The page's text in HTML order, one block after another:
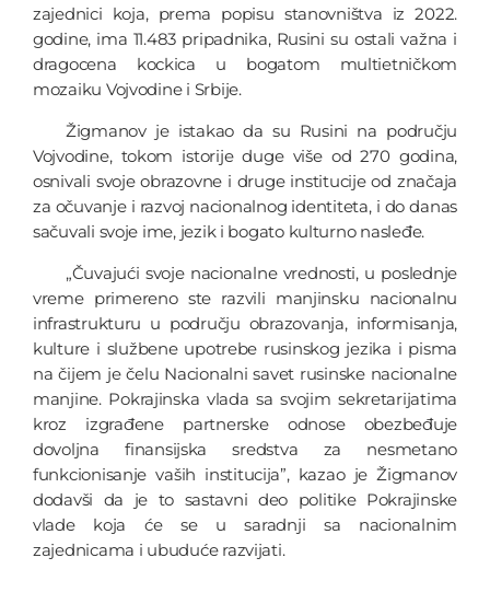
zajednici koja, prema popisu stanovništva iz 2022.
godine, ima 11.483 pripadnika, Rusini su ostali važna i
dragocena kockica u bogatom multietničkom
mozaiku Vojvodine i Srbije.
Žigmanov je istakao da su Rusini na području
Vojvodine, tokom istorije duge više od 270 godina,
osnivali svoje obrazovne i druge institucije od značaja
za očuvanje i razvoj nacionalnog identiteta, i do danas
sačuvali svoje ime, jezik i bogato kulturno nasleđe.
„Čuvajući svoje nacionalne vrednosti, u poslednje
vreme primereno ste razvili manjinsku nacionalnu
infrastrukturu u području obrazovanja, informisanja,
kulture i službene upotrebe rusinskog jezika i pisma
na čijem je čelu Nacionalni savet rusinske nacionalne
manjine. Pokrajinska vlada sa svojim sekretarijatima
kroz izgrađene partnerske odnose obezbeđuje
dovoljna finansijska sredstva za nesmetano
funkcionisanje vaših institucija”, kazao je Žigmanov
dodavši da je to sastavni deo politike Pokrajinske
vlade koja će se u saradnji sa nacionalnim
zajednicama i ubuduće razvijati.